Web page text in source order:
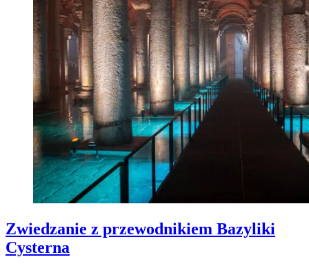
Zwiedzanie z przewodnikiem Bazyliki
Cysterna